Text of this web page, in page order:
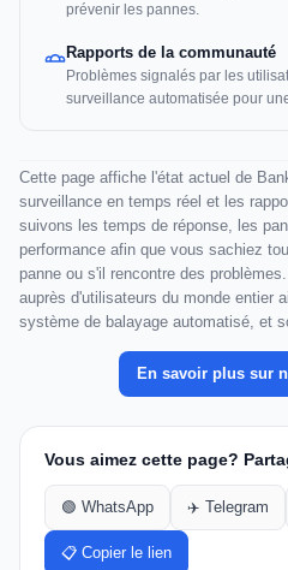
prévenir les pannes.
Rapports de la communauté
Problèmes signalés par les
surveillance automatisée pour
Cette page affiche l'état actuel de
surveillance en temps réel et les
suivons les temps de réponse, les
performance afin que vous sachiez
panne ou s'il rencontre des
auprès d'utilisateurs du monde entier
système de balayage automatisé, et
En savoir plus sur
Vous aimez cette page?
🟢 WhatsApp ✈️ Telegram
📋 Copier le lien